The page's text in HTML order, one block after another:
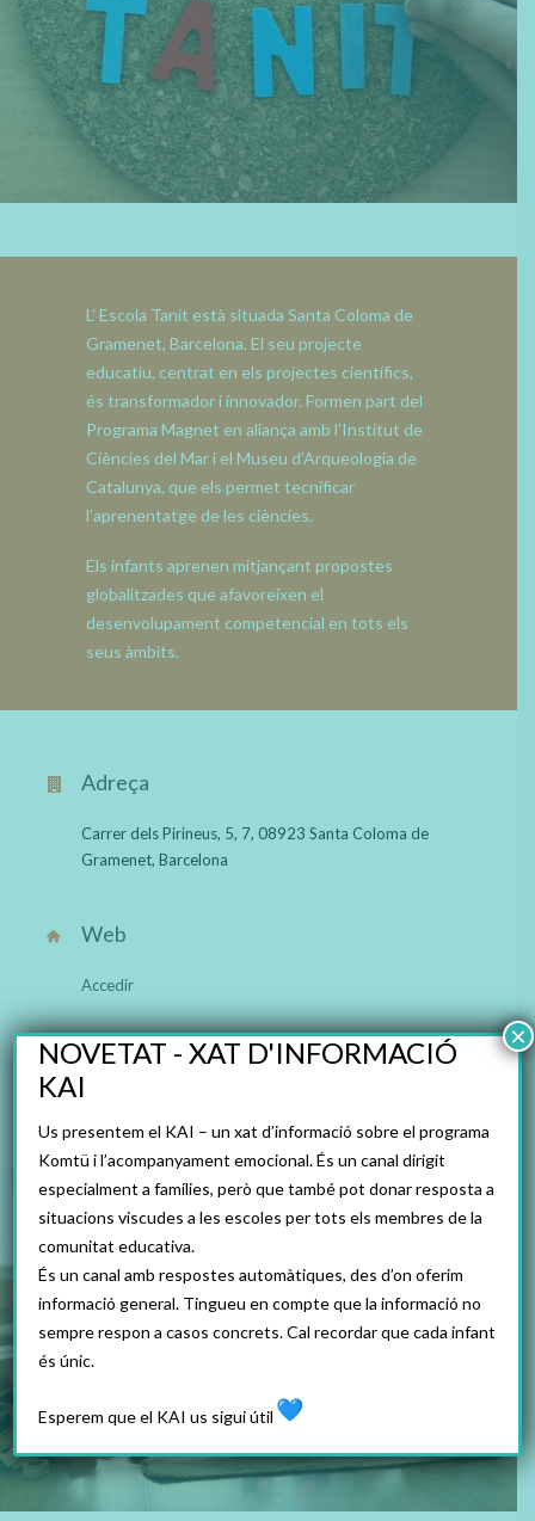
L’ Escola Tanit està situada Santa Coloma de
Gramenet, Barcelona. El seu projecte
educatiu, centrat en els projectes científics,
és transformador i innovador. Formen part del
Programa Magnet en aliança amb l’Institut de
Ciències del Mar i el Museu d’Arqueologia de
Catalunya, que els permet tecnificar
l’aprenentatge de les ciències.
Els infants aprenen mitjançant propostes
globalitzades que afavoreixen el
desenvolupament competencial en tots els
seus àmbits.
Adreça
Carrer dels Pirineus, 5, 7, 08923 Santa Coloma de
Gramenet, Barcelona
Web
Accedir
Twitter
NOVETAT - XAT D'INFORMACIÓ
KAI
Us presentem el KAI – un xat d’informació sobre el programa
Komtü i l’acompanyament emocional. És un canal dirigit
especialment a famílies, però que també pot donar resposta a
situacions viscudes a les escoles per tots els membres de la
comunitat educativa.
És un canal amb respostes automàtiques, des d’on oferim
informació general. Tingueu en compte que la informació no
sempre respon a casos concrets. Cal recordar que cada infant
és únic.
Esperem que el KAI us sigui útil
×